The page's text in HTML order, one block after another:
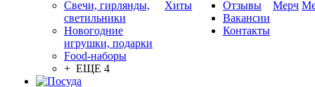
Свечи, гирлянды,
светильники
Новогодние
игрушки, подарки
Food-наборы
+ ЕЩЕ 4
Хиты
Отзывы
Вакансии
Контакты
Мерч